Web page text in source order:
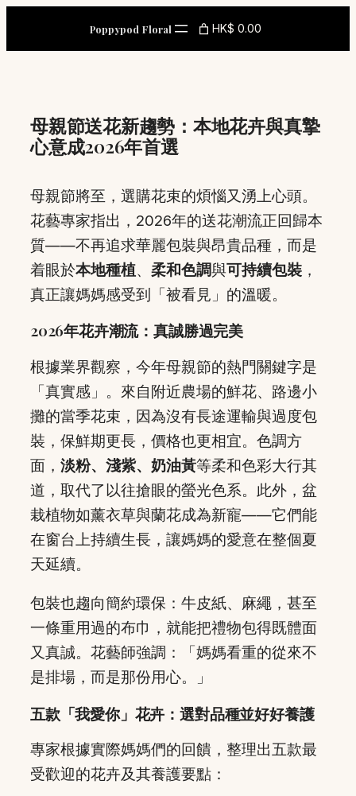
content
Poppypod Floral HK$ 0.00
母親節送花新趨勢：本地花卉與真摯
心意成2026年首選
母親節將至，選購花束的煩惱又湧上心頭。
花藝專家指出，2026年的送花潮流正回歸本
質——不再追求華麗包裝與昂貴品種，而是
着眼於本地種植、 柔和色調與可持續包裝 ，
真正讓媽媽感受到「被看見」的溫暖。
2026年花卉潮流：真誠勝過完美
根據業界觀察，今年母親節的熱門關鍵字是
「真實感」。來自附近農場的鮮花、路邊小
攤的當季花束，因為沒有長途運輸與過度包
裝，保鮮期更長，價格也更相宜。色調方
面， 淡粉、淺紫、奶油黃等柔和色彩大行其
道，取代了以往搶眼的螢光色系。此外，盆
栽植物如薰衣草與蘭花成為新寵——它們能
在窗台上持續生長，讓媽媽的愛意在整個夏
天延續。
包裝也趨向簡約環保：牛皮紙、麻繩，甚至
一條重用過的布巾，就能把禮物包得既體面
又真誠。花藝師強調：「媽媽看重的從來不
是排場，而是那份用心。」
五款「我愛你」花卉：選對品種並好好養護
專家根據實際媽媽們的回饋，整理出五款最
受歡迎的花卉及其養護要點：